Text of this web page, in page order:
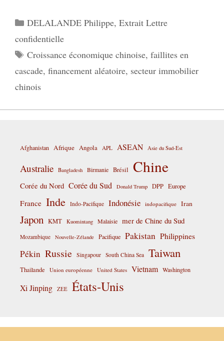
Catégories
DELALANDE Philippe, Extrait Lettre
confidentielle
Étiquettes
Croissance économique chinoise, faillites en
cascade, financement aléatoire, secteur immobilier
chinois
Afghanistan Afrique Angola APL ASEAN Asie du Sud-Est
Australie Bangladesh Birmanie Brésil Chine
Corée du Nord Corée du Sud Donald Trump DPP Europe
France Inde Indo-Pacifique Indonésie indopacifique Iran
Japon KMT Kuomintang Malaisie mer de Chine du Sud
Mozambique Nouvelle-Zélande Pacifique Pakistan Philippines
Pékin Russie Singapour South China Sea Taiwan
Thaïlande Union européenne United States Vietnam Washington
Xi Jinping ZEE États-Unis